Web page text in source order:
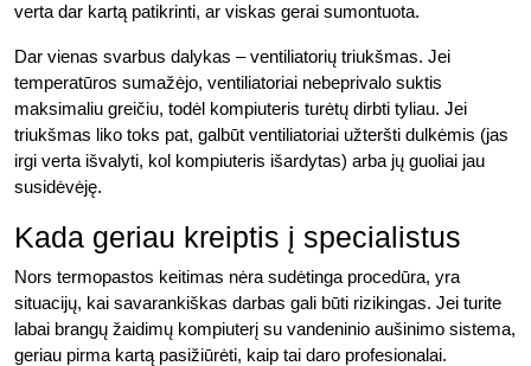
verta dar kartą patikrinti, ar viskas gerai sumontuota.
Dar vienas svarbus dalykas – ventiliatorių triukšmas. Jei
temperatūros sumažėjo, ventiliatoriai nebeprivalo suktis
maksimaliu greičiu, todėl kompiuteris turėtų dirbti tyliau. Jei
triukšmas liko toks pat, galbūt ventiliatoriai užteršti dulkėmis (jas
irgi verta išvalyti, kol kompiuteris išardytas) arba jų guoliai jau
susidėvėję.
Kada geriau kreiptis į specialistus
Nors termopastos keitimas nėra sudėtinga procedūra, yra
situacijų, kai savarankiškas darbas gali būti rizikingas. Jei turite
labai brangų žaidimų kompiuterį su vandeninio aušinimo sistema,
geriau pirma kartą pasižiūrėti, kaip tai daro profesionalai.